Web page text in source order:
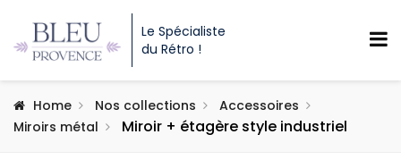
Le Spécialiste
du Rétro !
Home Nos collections
Accessoires
Miroirs métal
Miroir + étagère style industriel